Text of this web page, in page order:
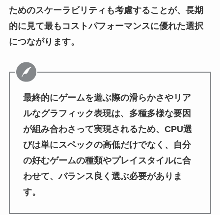
ためのスケーラビリティも考慮することが、長期
的に見て最もコストパフォーマンスに優れた選択
につながります。
最終的にゲームを遊ぶ際の滑らかさやリア
ルなグラフィック表現は、多種多様な要因
が組み合わさって実現されるため、CPU選
びは単にスペックの高低だけでなく、自分
の好むゲームの種類やプレイスタイルに合
わせて、バランス良く選ぶ必要がありま
す。